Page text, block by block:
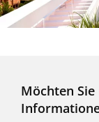
Möchten